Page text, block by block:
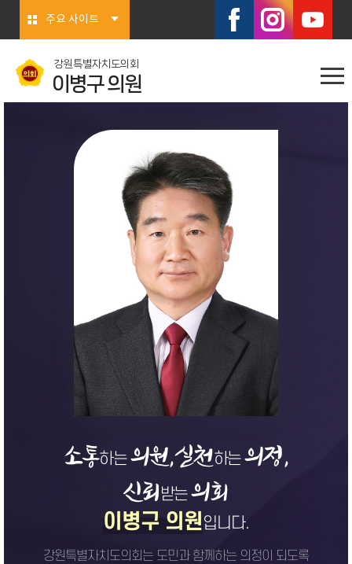
주요 사이트
강원특별자치도의회
이병구 의원
소통하는의원,실천하는의정,
신뢰받는의회
이병구 의원입니다.
강원특별자치도의회는 도민과 함께하는 의정이 되도록